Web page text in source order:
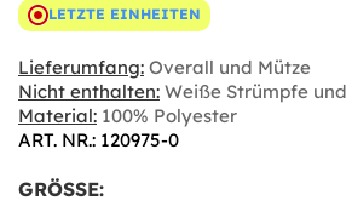
LETZTE EINHEITEN
Lieferumfang: Overall und Mütze
Nicht enthalten: Weiße Strümpfe und
Material: 100% Polyester
ART. NR.: 120975-0
GRÖSSE: